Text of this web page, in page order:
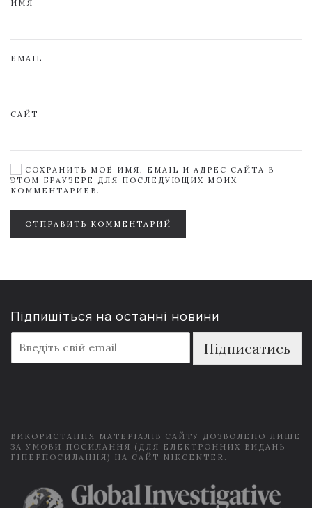
ИМЯ
EMAIL
САЙТ
СОХРАНИТЬ МОЁ ИМЯ, EMAIL И АДРЕС САЙТА В
ЭТОМ БРАУЗЕРЕ ДЛЯ ПОСЛЕДУЮЩИХ МОИХ
КОММЕНТАРИЕВ.
ОТПРАВИТЬ КОММЕНТАРИЙ
Підпишіться на останні новини
m
a
Підписатись
ВИКОРИСТАННЯ МАТЕРІАЛІВ САЙТУ ДОЗВОЛЕНО ЛИШЕ
ЗА УМОВИ ПОСИЛАННЯ (ДЛЯ ЕЛЕКТРОННИХ ВИДАНЬ -
ГІПЕРПОСИЛАННЯ) НА САЙТ NIKCENTER.